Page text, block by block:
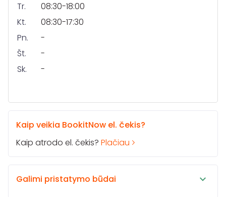
Tr.
08:30-18:00
Kt.
08:30-17:30
Pn.
-
Št.
-
Sk.
-
Kaip veikia BookitNow el. čekis?
Kaip atrodo el. čekis? Plačiau
Galimi pristatymo būdai